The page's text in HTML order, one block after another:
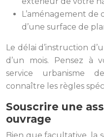
L’aménagement de
d’une surface de
Le délai d’instruction
d’un mois. Pensez à
service urbanisme
connaître les règles
Souscrire une
ouvrage